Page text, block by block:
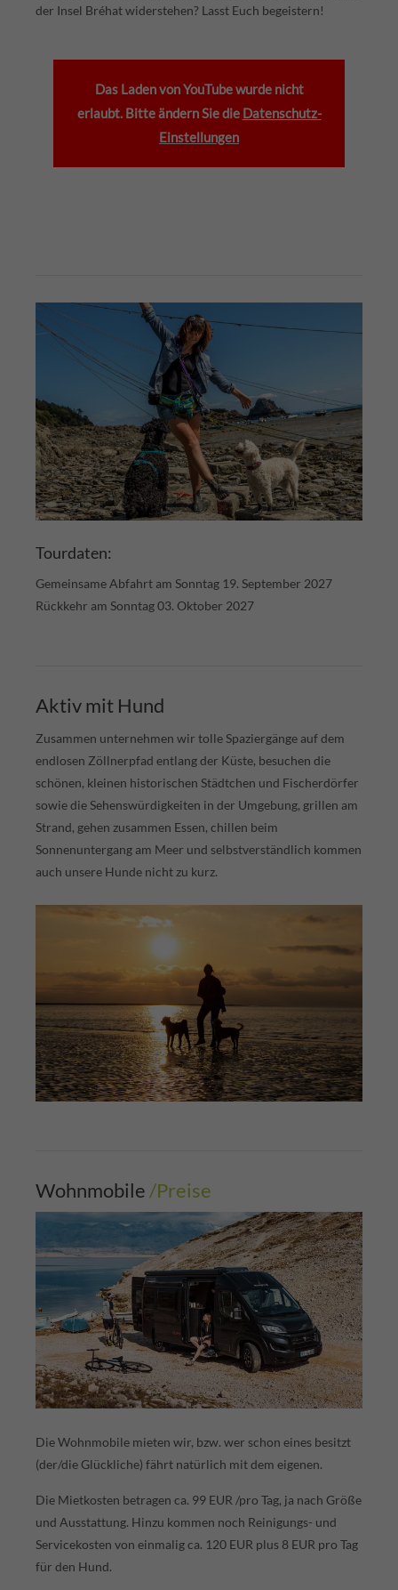
der Insel Bréhat widerstehen? Lasst Euch begeistern!
Das Laden von YouTube wurde nicht
erlaubt. Bitte ändern Sie die Datenschutz-
Einstellungen
Tourdaten:
Gemeinsame Abfahrt am Sonntag 19. September 2027
Rückkehr am Sonntag 03. Oktober 2027
Aktiv mit Hund
Zusammen unternehmen wir tolle Spaziergänge auf dem
endlosen Zöllnerpfad entlang der Küste, besuchen die
schönen, kleinen historischen Städtchen und Fischerdörfer
sowie die Sehenswürdigkeiten in der Umgebung, grillen am
Strand, gehen zusammen Essen, chillen beim
Sonnenuntergang am Meer und selbst­verständlich kommen
auch unsere Hunde nicht zu kurz.
Wohnmobile /Preise
Die Wohnmobile mieten wir, bzw. wer schon eines besitzt
(der/die Glückliche) fährt natürlich mit dem eigenen.
Die Mietkosten betragen ca. 99 EUR /pro Tag, ja nach Größe
und Ausstattung. Hinzu kommen noch Reinigungs- und
Servicekosten von einmalig ca. 120 EUR plus 8 EUR pro Tag
für den Hund.